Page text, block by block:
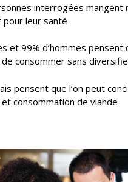
interrogées mangent
pour leur santé
et 99% d’hommes pensent
consommer sans
pensent que l’on peut
consommation de viande